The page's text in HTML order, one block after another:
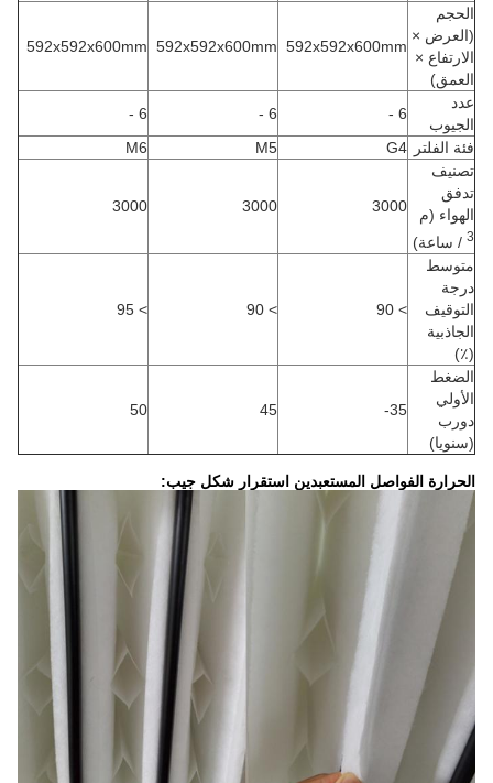
الحجم
(العرض ×
الارتفاع ×
العمق)
592x592x600mm
592x592x600mm
592x592x600mm
عدد
الجيوب
6 -
6 -
6 -
فئة الفلتر
G4
M5
M6
تصنيف
تدفق
الهواء (م
3 / ساعة)
3000
3000
3000
متوسط ​​
درجة
التوقيف
الجاذبية
(٪)
> 90
> 90
> 95
الضغط
الأولي
دورب
(سنويا)
35-
45
50
الحرارة الفواصل المستعبدين استقرار شكل جيب: